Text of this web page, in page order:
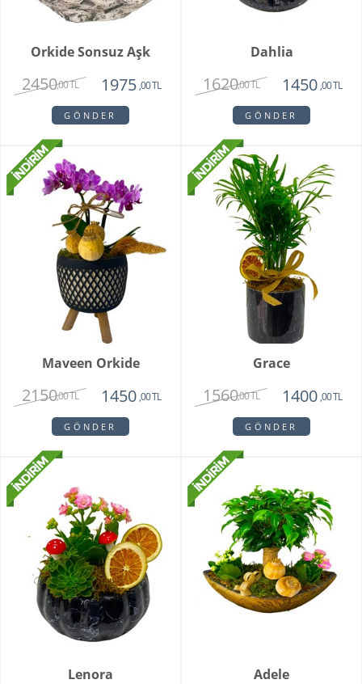
Orkide Sonsuz Aşk
2450,00 TL 1975 ,00 TL
GÖNDER
Dahlia
1620,00 TL 1450 ,00 TL
GÖNDER
Maveen Orkide
2150,00 TL 1450 ,00 TL
GÖNDER
Grace
1560,00 TL 1400 ,00 TL
GÖNDER
Lenora Adele